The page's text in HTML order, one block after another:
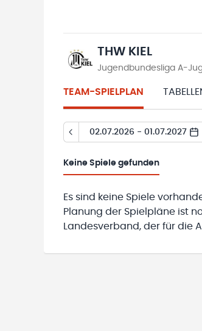
THW KIEL
Jugendbundesliga A-
TEAM-SPIELPLAN
02.07.2026 - 01.07.2027
Keine Spiele gefunden
Es sind keine Spiele
Planung der Spielpläne ist
Landesverband, der für die